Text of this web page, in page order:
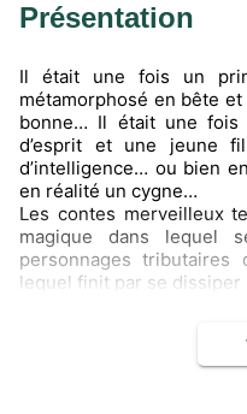
Présentation
Il était une fois un
métamorphosé en bête
bonne… Il était une
d’esprit et une jeune
d’intelligence… ou bien
en réalité un cygne…
Les contes merveilleux
magique dans lequel
personnages
lequel finit par se dissiper
Avant de lire les œuvres